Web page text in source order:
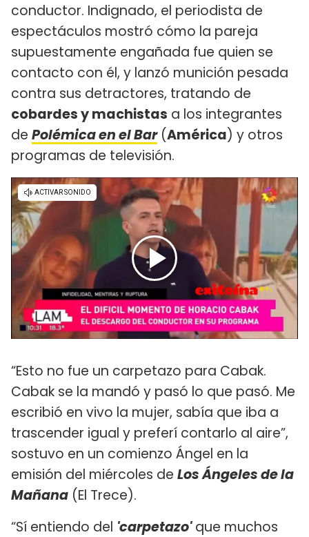
conductor. Indignado, el periodista de
espectáculos mostró cómo la pareja
supuestamente engañada fue quien se
contacto con él, y lanzó munición pesada
contra sus detractores, tratando de
cobardes y machistas a los integrantes
de Polémica en el Bar(América) y otros
programas de televisión.
“Esto no fue un carpetazo para Cabak.
Cabak se la mandó y pasó lo que pasó. Me
escribió en vivo la mujer, sabía que iba a
trascender igual y preferí contarlo al aire”,
sostuvo en un comienzo Ángel en la
emisión del miércoles de Los Ángeles de la
Mañana (El Trece).
“Sí entiendo del 'carpetazo'que muchos